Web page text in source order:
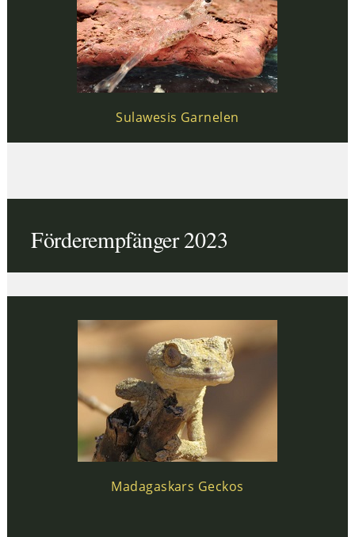
Sulawesis Garnelen
Förderempfänger 2023
Madagaskars Geckos